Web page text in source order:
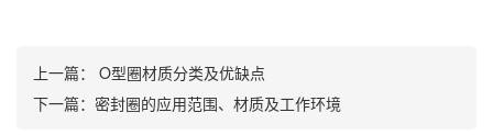
上一篇： O型圈材质分类及优缺点
下一篇： 密封圈的应用范围、材质及工作环境